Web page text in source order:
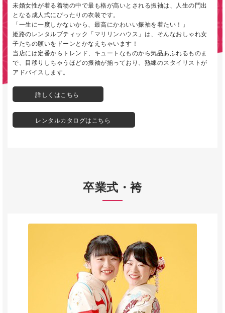
未婚女性が着る着物の中で最も格が高いとされる振袖は、人生の門出
となる成人式にぴったりの衣装です。
「一生に一度しかないから、最高にかわいい振袖を着たい！」
姫路のレンタルブティック「マリリンハウス」は、そんなおしゃれ女
子たちの願いをドーンとかなえちゃいます！
当店には定番からトレンド、キュートなものから気品あふれるものま
で、目移りしちゃうほどの振袖が揃っており、熟練のスタイリストが
アドバイスします。
詳しくはこちら
レンタルカタログはこちら
卒業式・袴